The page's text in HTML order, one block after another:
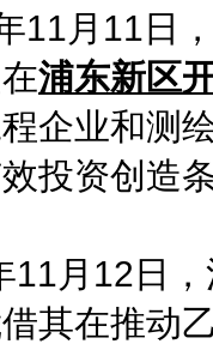
月11日，
浦东新区
企业和测
投资创造
月12日，
其在推动